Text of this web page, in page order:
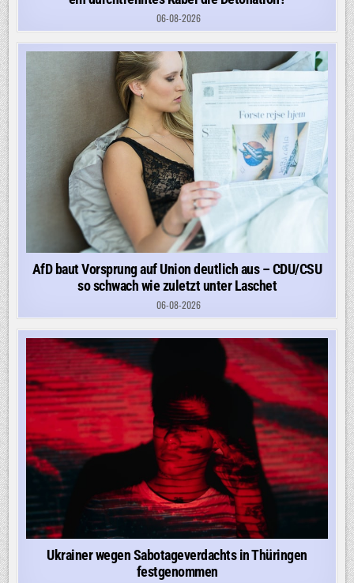
06-08-2026
AfD baut Vorsprung auf Union deutlich aus – CDU/CSU
so schwach wie zuletzt unter Laschet
06-08-2026
Ukrainer wegen Sabotageverdachts in Thüringen
festgenommen